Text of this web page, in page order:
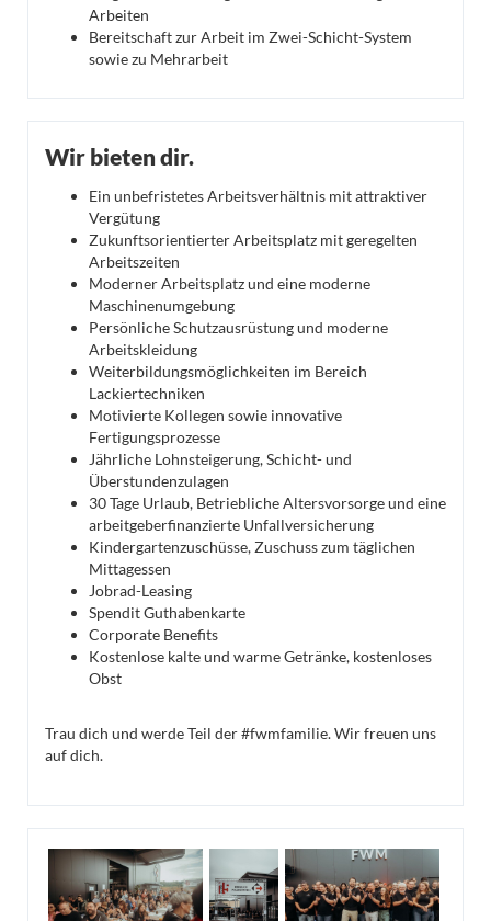
Arbeiten
Bereitschaft zur Arbeit im Zwei-Schicht-System
sowie zu Mehrarbeit
Wir bieten dir.
Ein unbefristetes Arbeitsverhältnis mit attraktiver
Vergütung
Zukunftsorientierter Arbeitsplatz mit geregelten
Arbeitszeiten
Moderner Arbeitsplatz und eine moderne
Maschinenumgebung
Persönliche Schutzausrüstung und moderne
Arbeitskleidung
Weiterbildungsmöglichkeiten im Bereich
Lackiertechniken
Motivierte Kollegen sowie innovative
Fertigungsprozesse
Jährliche Lohnsteigerung, Schicht- und
Überstundenzulagen
30 Tage Urlaub, Betriebliche Altersvorsorge und eine
arbeitgeberfinanzierte Unfallversicherung
Kindergartenzuschüsse, Zuschuss zum täglichen
Mittagessen
Jobrad-Leasing
Spendit Guthabenkarte
Corporate Benefits
Kostenlose kalte und warme Getränke, kostenloses
Obst
Trau dich und werde Teil der #fwmfamilie. Wir freuen uns
auf dich.